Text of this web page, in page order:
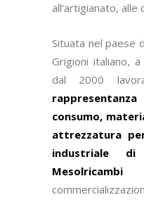
all’artigianato, alle
Situata nel paese
Grigioni italiano,
dal 2000
consumo,
attrezzatura
industriale
Mesolricambi